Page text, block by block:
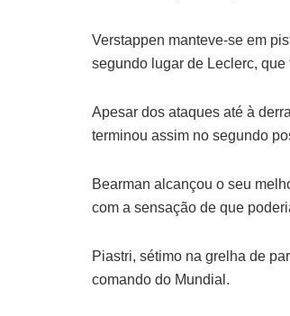
Verstappen manteve-se em
segundo lugar de Leclerc,
Apesar dos ataques até à
terminou assim no segundo
Bearman alcançou o seu
com a sensação de que
Piastri, sétimo na grelha de
comando do Mundial.